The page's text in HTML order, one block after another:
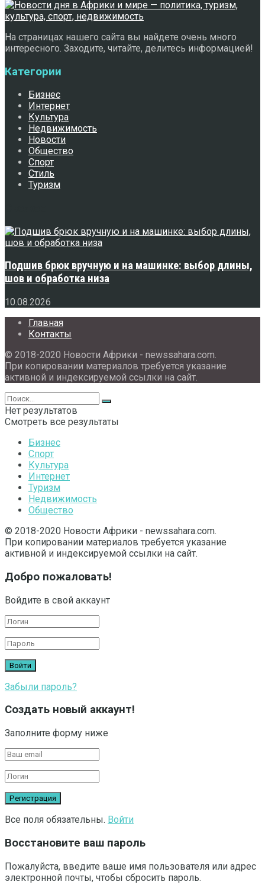
На страницах нашего сайта вы найдете очень много
интересного. Заходите, читайте, делитесь информацией!
Категории
Бизнес
Интернет
Культура
Недвижимость
Новости
Общество
Спорт
Стиль
Туризм
Подшив брюк вручную и на машинке: выбор длины,
шов и обработка низа
10.08.2026
Главная
Контакты
© 2018-2020 Новости Африки - newssahara.com.
При копировании материалов требуется указание
активной и индексируемой ссылки на сайт.
Нет результатов
Смотреть все результаты
Бизнес
Спорт
Культура
Интернет
Туризм
Недвижимость
Общество
© 2018-2020 Новости Африки - newssahara.com.
При копировании материалов требуется указание
активной и индексируемой ссылки на сайт.
Добро пожаловать!
Войдите в свой аккаунт
Забыли пароль?
Создать новый аккаунт!
Заполните форму ниже
Все поля обязательны. Войти
Восстановите ваш пароль
Пожалуйста, введите ваше имя пользователя или адрес
электронной почты, чтобы сбросить пароль.